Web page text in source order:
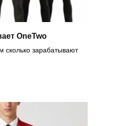
OneTwo
сколько зарабатывают